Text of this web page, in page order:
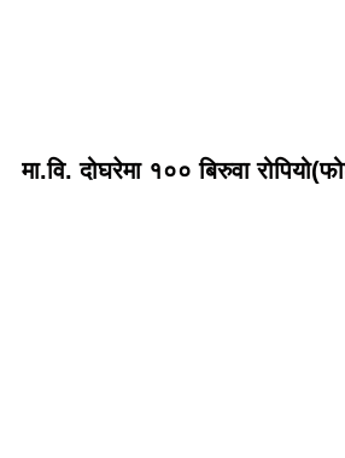
मा.वि. दोघरेमा १०० बिरुवा